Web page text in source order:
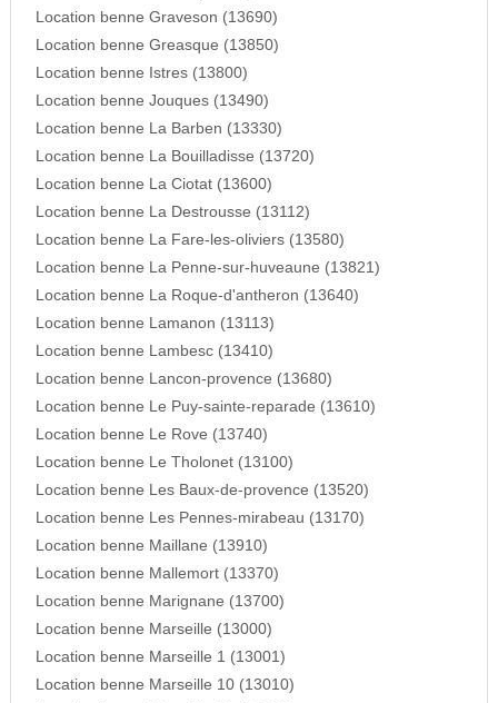
Location benne Graveson (13690)
Location benne Greasque (13850)
Location benne Istres (13800)
Location benne Jouques (13490)
Location benne La Barben (13330)
Location benne La Bouilladisse (13720)
Location benne La Ciotat (13600)
Location benne La Destrousse (13112)
Location benne La Fare-les-oliviers (13580)
Location benne La Penne-sur-huveaune (13821)
Location benne La Roque-d'antheron (13640)
Location benne Lamanon (13113)
Location benne Lambesc (13410)
Location benne Lancon-provence (13680)
Location benne Le Puy-sainte-reparade (13610)
Location benne Le Rove (13740)
Location benne Le Tholonet (13100)
Location benne Les Baux-de-provence (13520)
Location benne Les Pennes-mirabeau (13170)
Location benne Maillane (13910)
Location benne Mallemort (13370)
Location benne Marignane (13700)
Location benne Marseille (13000)
Location benne Marseille 1 (13001)
Location benne Marseille 10 (13010)